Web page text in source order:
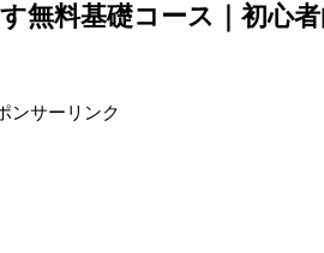
無料基礎コース｜初心
ンサーリンク